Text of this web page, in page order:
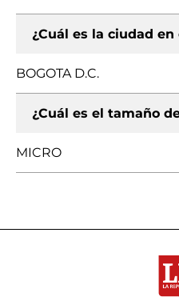
¿Cuál es la ciudad
BOGOTA D.C.
¿Cuál es el tamaño
MICRO